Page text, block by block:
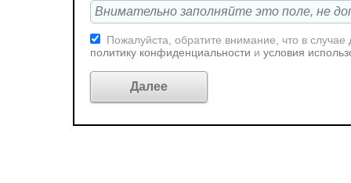
Пожалуйста, обратите внимание, что в
политику конфиденциальности и условия